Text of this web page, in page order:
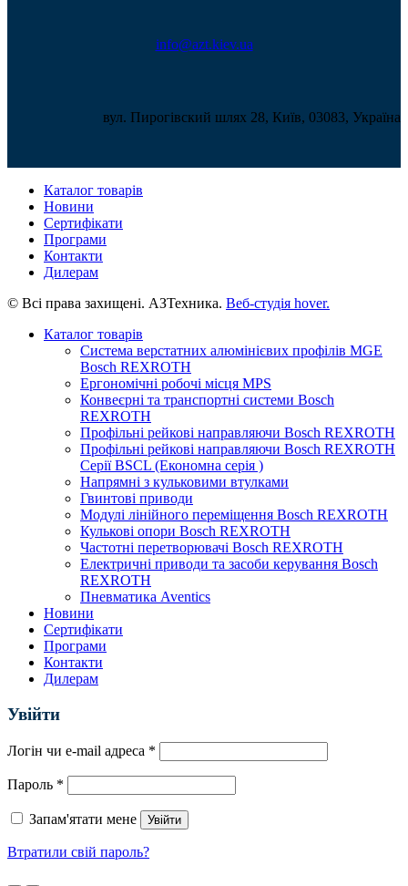
info@azt.kiev.ua
вул. Пирогівский шлях 28, Київ, 03083, Україна
Каталог товарів
Новини
Сертифікати
Програми
Контакти
Дилерам
© Всі права захищені. АЗТехника. Веб-студія hover.
Каталог товарів
Система верстатних алюмінієвих профілів MGE
Bosch REXROTH
Ергономічні робочі місця MPS
Конвеєрні та транспортні системи Bosch
REXROTH
Профільні рейкові направляючи Bosch REXROTH
Профільні рейкові направляючи Bosch REXROTH
Серії BSCL (Економна серія )
Напрямні з кульковими втулками
Гвинтові приводи
Модулі лінійного переміщення Bosch REXROTH
Кулькові опори Bosch REXROTH
Частотні перетворювачі Bosch REXROTH
Електричні приводи та засоби керування Bosch
REXROTH
Пневматика Aventics
Новини
Сертифікати
Програми
Контакти
Дилерам
Увійти
Логін чи e-mail адреса *
Пароль *
Запам'ятати мене Увійти
Втратили свій пароль?